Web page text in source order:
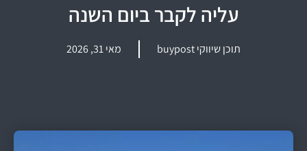
עליה לקבר ביום השנה
תוכן שיווקי buypost מאי 31, 2026